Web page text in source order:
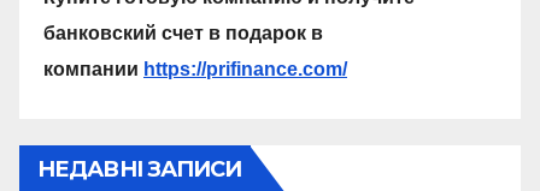
банковский счет в подарок в
компании https://prifinance.com/
НЕДАВНІ ЗАПИСИ